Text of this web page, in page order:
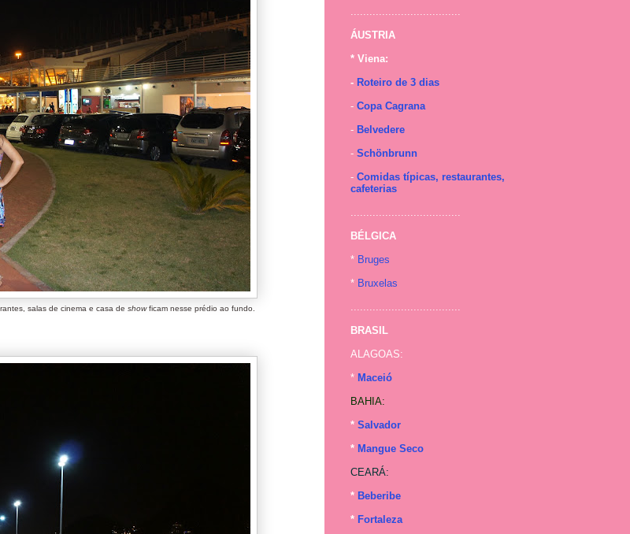
salas de cinema e casa de showficam nesse prédio ao fundo.
...................................
ÁUSTRIA
* Viena:
- Roteiro de 3 dias
- Copa Cagrana
- Belvedere
- Schönbrunn
- Comidas típicas, restaurantes,
cafeterias
...................................
BÉLGICA
* Bruges
* Bruxelas
...................................
BRASIL
ALAGOAS:
* Maceió
BAHIA:
* Salvador
* Mangue Seco
CEARÁ:
* Beberibe
* Fortaleza